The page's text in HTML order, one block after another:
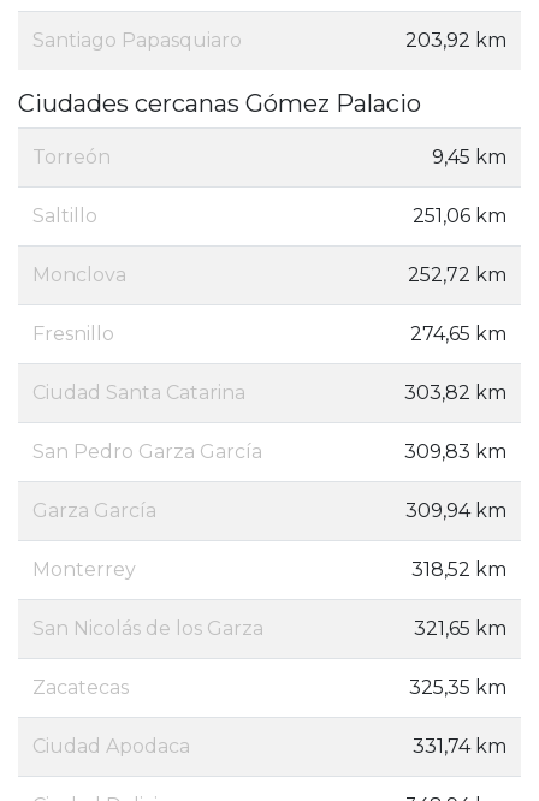
Santiago Papasquiaro 203,92 km
Ciudades cercanas Gómez Palacio
Torreón 9,45 km
Saltillo 251,06 km
Monclova 252,72 km
Fresnillo 274,65 km
Ciudad Santa Catarina 303,82 km
San Pedro Garza García 309,83 km
Garza García 309,94 km
Monterrey 318,52 km
San Nicolás de los Garza 321,65 km
Zacatecas 325,35 km
Ciudad Apodaca 331,74 km